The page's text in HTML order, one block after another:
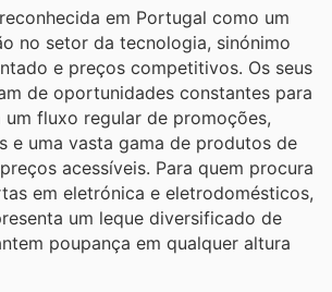
em Portugal como um
no setor da tecnologia, sinónimo
e preços competitivos. Os seus
de oportunidades constantes para
um fluxo regular de promoções,
e uma vasta gama de produtos de
acessíveis. Para quem procura
em eletrónica e eletrodomésticos,
um leque diversificado de
poupança em qualquer altura